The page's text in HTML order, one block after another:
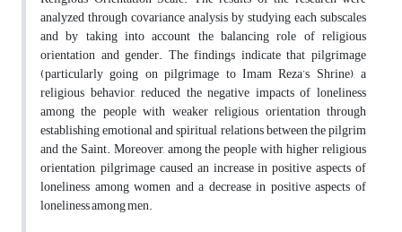
analyzed through covariance analysis by studying each subscales
and by taking into account the balancing role of religious
orientation and gender. The findings indicate that pilgrimage
(particularly going on pilgrimage to Imam Reza’s Shrine), a
religious behavior, reduced the negative impacts of loneliness
among the people with weaker religious orientation through
establishing emotional and spiritual relations between the pilgrim
and the Saint. Moreover, among the people with higher religious
orientation, pilgrimage caused an increase in positive aspects of
loneliness among women and a decrease in positive aspects of
loneliness among men.